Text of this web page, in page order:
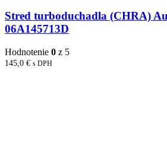
Stred turboduchadla (CHRA)
06A145713D
Hodnotenie 0 z 5
145,0 € s DPH